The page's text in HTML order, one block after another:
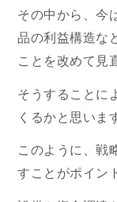
その中から、今
品の利益構造な
ことを改めて見
そうすることに
くるかと思いま
このように、戦
すことがポイン